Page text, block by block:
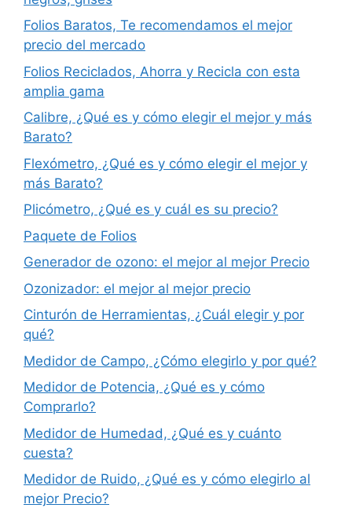
Folios Baratos, Te recomendamos el mejor
precio del mercado
Folios Reciclados, Ahorra y Recicla con esta
amplia gama
Calibre, ¿Qué es y cómo elegir el mejor y más
Barato?
Flexómetro, ¿Qué es y cómo elegir el mejor y
más Barato?
Plicómetro, ¿Qué es y cuál es su precio?
Paquete de Folios
Generador de ozono: el mejor al mejor Precio
Ozonizador: el mejor al mejor precio
Cinturón de Herramientas, ¿Cuál elegir y por
qué?
Medidor de Campo, ¿Cómo elegirlo y por qué?
Medidor de Potencia, ¿Qué es y cómo
Comprarlo?
Medidor de Humedad, ¿Qué es y cuánto
cuesta?
Medidor de Ruido, ¿Qué es y cómo elegirlo al
mejor Precio?